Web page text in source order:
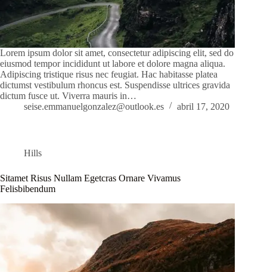
Lorem ipsum dolor sit amet, consectetur adipiscing elit, sed do
eiusmod tempor incididunt ut labore et dolore magna aliqua.
Adipiscing tristique risus nec feugiat. Hac habitasse platea
dictumst vestibulum rhoncus est. Suspendisse ultrices gravida
dictum fusce ut. Viverra mauris in…
seise.emmanuelgonzalez@outlook.es
abril 17, 2020
Hills
Sitamet Risus Nullam Egetcras Ornare Vivamus
Felisbibendum